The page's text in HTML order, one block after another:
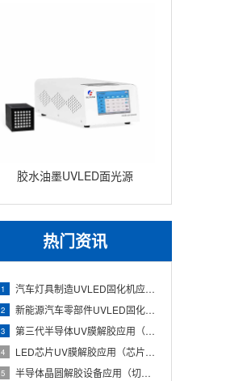
胶水油墨UVLED面光源
100x100 瞬间固化面光源UV
固
热门资讯
1 汽车灯具制造UVLED固化机应用（透镜与灯壳胶水快速固化）
2 新能源汽车零部件UVLED固化机应用（电池组件与电子胶精准固
3 第三代半导体UV膜解胶应用（碳化硅晶圆低损伤解胶工艺）
4 LED芯片UV膜解胶应用（芯片蓝膜低应力分离处理）
5 半导体晶圆解胶设备应用（切割膜UV解胶辅助芯片安全取片）